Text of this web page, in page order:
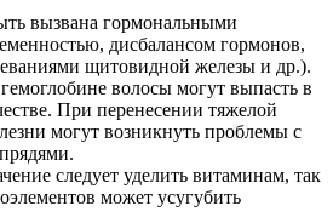
вызвана гормональными
дисбалансом гормонов,
щитовидной железы и др.).
волосы могут выпасть в
При перенесении тяжелой
могут возникнуть проблемы с
следует уделить витаминам, так
может усугубить